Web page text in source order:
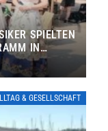
SPIELTEN
IN
& GESELLSCHAFT